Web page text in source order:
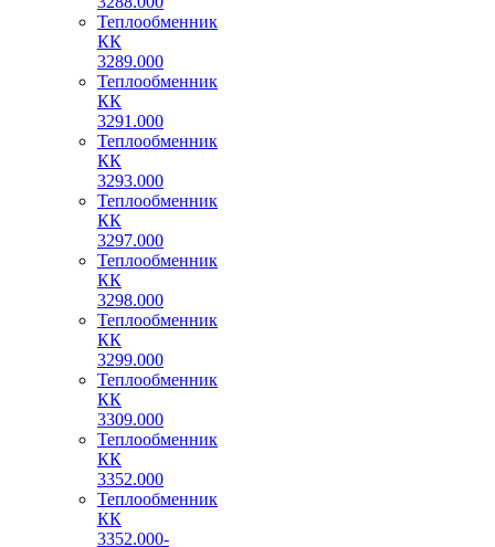
Теплообменник
КК
3289.000
Теплообменник
КК
3291.000
Теплообменник
КК
3293.000
Теплообменник
КК
3297.000
Теплообменник
КК
3298.000
Теплообменник
КК
3299.000
Теплообменник
КК
3309.000
Теплообменник
КК
3352.000
Теплообменник
КК
3352.000-